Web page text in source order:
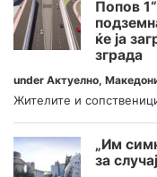
Попов
ќе ја
зграда
under Актуелно,
Жителите и
„Им
за